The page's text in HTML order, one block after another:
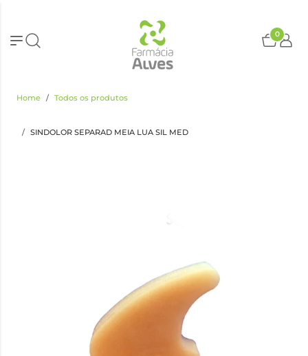
0
Home Todos os produtos
SINDOLOR SEPARAD MEIA LUA SIL MED